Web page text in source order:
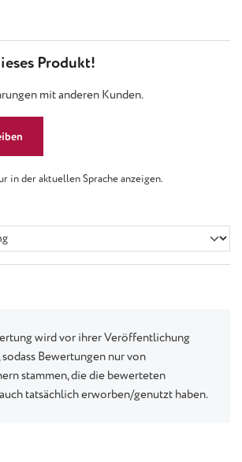
Produkt!
mit anderen Kunden.
in der aktuellen Sprache anzeigen.
wird vor ihrer Veröffentlichung
Bewertungen nur von
stammen, die die bewerteten
tatsächlich erworben/genutzt haben.